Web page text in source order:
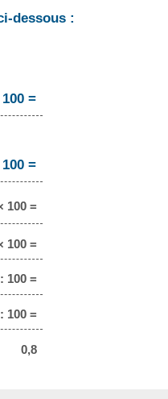
dessous :
=
=
100 =
100 =
100 =
100 =
0,8